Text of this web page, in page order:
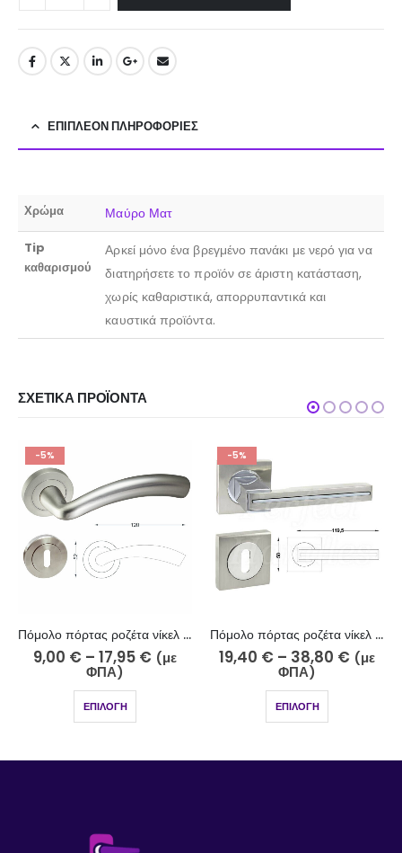
ΕΠΙΠΛΈΟΝ ΠΛΗΡΟΦΟΡΊΕΣ
Χρώμα Μαύρο Ματ
Tip
καθαρισμού
Αρκεί μόνο ένα βρεγμένο πανάκι με νερό για να
διατηρήσετε το προϊόν σε άριστη κατάσταση,
χωρίς καθαριστικά, απορρυπαντικά και
καυστικά προϊόντα.
ΣΧΕΤΙΚΆ ΠΡΟΪΌΝΤΑ
-5%
Πόμολο πόρτας ροζέτα νίκελ σατινέ 254-17/2
9,00 € – 17,95 € (με
ΦΠΑ)
ΕΠΙΛΟΓΉ
-5%
Πόμολο πόρτας ροζέτα νίκελ ματ χρώμιο 210-10-5/2
19,40 € – 38,80 € (με
ΦΠΑ)
ΕΠΙΛΟΓΉ